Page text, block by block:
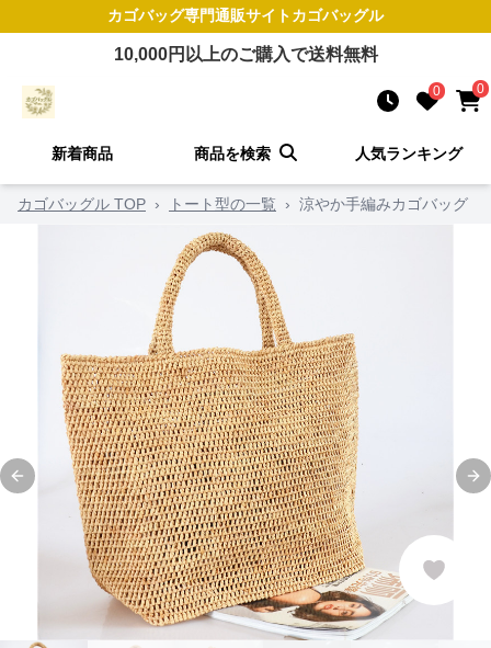
カゴバッグ専門通販サイトカゴバッグル
10,000円以上のご購入で送料無料
0 0
新着商品 商品を検索 人気ランキング
カゴバッグル TOP › トート型の一覧 › 涼やか手編みカゴバッグ
Previous slide